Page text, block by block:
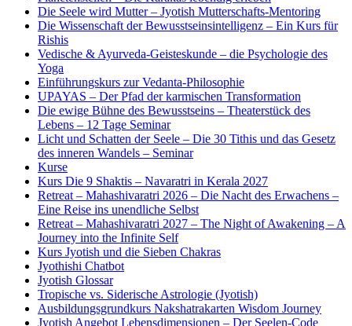
Die Seele wird Mutter – Jyotish Mutterschafts-Mentoring
Die Wissenschaft der Bewusstseinsintelligenz – Ein Kurs für
Rishis
Vedische & Ayurveda-Geisteskunde – die Psychologie des
Yoga
Einführungskurs zur Vedanta-Philosophie
UPAYAS – Der Pfad der karmischen Transformation
Die ewige Bühne des Bewusstseins – Theaterstück des
Lebens – 12 Tage Seminar
Licht und Schatten der Seele – Die 30 Tithis und das Gesetz
des inneren Wandels – Seminar
Kurse
Kurs Die 9 Shaktis – Navaratri in Kerala 2027
Retreat – Mahashivaratri 2026 – Die Nacht des Erwachens –
Eine Reise ins unendliche Selbst
Retreat – Mahashivaratri 2027 – The Night of Awakening – A
Journey into the Infinite Self
Kurs Jyotish und die Sieben Chakras
Jyothishi Chatbot
Jyotish Glossar
Tropische vs. Siderische Astrologie (Jyotish)
Ausbildungsgrundkurs Nakshatrakarten Wisdom Journey
Jyotish Angebot Lebensdimensionen – Der Seelen-Code